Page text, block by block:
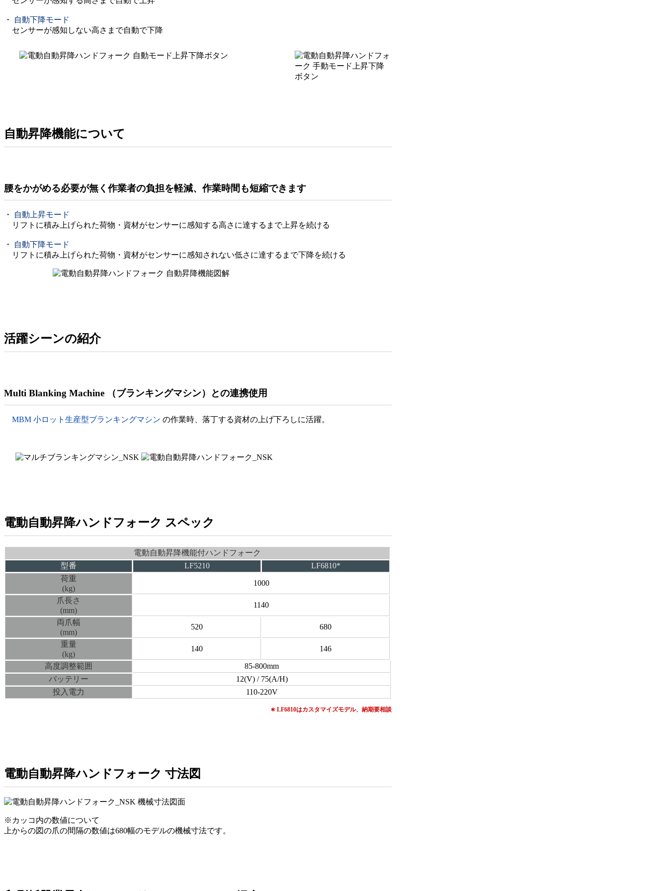
・
自動下降モード
センサーが感知しない高さまで自動で下降
自動昇降機能について
腰をかがめる必要が無く作業者の負担を軽減、作業時間も短縮できます
・
自動上昇モード
リフトに積み上げられた荷物・資材がセンサーに感知する高さに達するまで上昇を続ける
・
自動下降モード
リフトに積み上げられた荷物・資材がセンサーに感知されない低さに達するまで下降を続ける
活躍シーンの紹介
Multi Blanking Machine （ブランキングマシン）との連携使用
MBM 小ロット生産型ブランキングマシン の作業時、落丁する資材の上げ下ろしに活躍。
電動自動昇降ハンドフォーク スペック
電動自動昇降機能付ハンドフォーク
型番
LF5210
LF6810*
荷重
(kg)
1000
爪長さ
(mm)
1140
両爪幅
(mm)
520 680
重量
(kg)
140 146
高度調整範囲
85-800mm
バッテリー
12(V) / 75(A/H)
投入電力
110-220V
∗ LF6810はカスタマイズモデル、納期要相談
電動自動昇降ハンドフォーク 寸法図
※カッコ内の数値について
上からの図の爪の間隔の数値は680幅のモデルの機械寸法です。